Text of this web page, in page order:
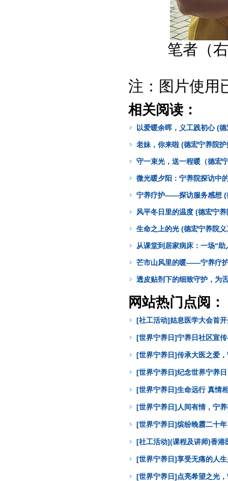
笔者（
注：图片使用
相关阅读：
以爱暖余晖，义工践初心 (
老妹，你来啦 (德宏宁养院
守一束光，送一程暖（德宏
微光暖夕阳：宁养院探访中
宁养疗护——探访服务感想 (
风平冬日里的温度 (德宏宁
生命之上的光 (德宏宁养院
从课堂到居家病床：一场“
芒市山风里的暖——宁养疗
透皮贴剂下的细致守护，为
网站热门点阅：
[社工活动]姑息医学大会首
[世界宁养日]宁养日社区宣
[世界宁养日]传承大医之爱
[世界宁养日]纪念世界宁养
[世界宁养日]生命远行 真情
[世界宁养日]人间有情，宁
[世界宁养日]缤纷晚霞二十
[社工活动](课程及讲师)香
[世界宁养日]享受无痛的人
[世界宁养日]点亮希望之光